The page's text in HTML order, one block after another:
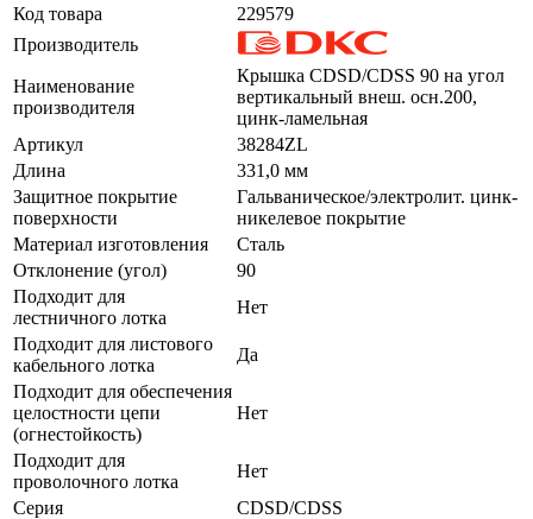
Код товара
229579
Производитель
Наименование
производителя
Крышка CDSD/CDSS 90 на угол
вертикальный внеш. осн.200,
цинк-ламельная
Артикул
38284ZL
Длина
331,0 мм
Защитное покрытие
поверхности
Гальваническое/электролит. цинк-
никелевое покрытие
Материал изготовления
Сталь
Отклонение (угол)
90
Подходит для
лестничного лотка
Нет
Подходит для листового
кабельного лотка
Да
Подходит для обеспечения
целостности цепи
(огнестойкость)
Нет
Подходит для
проволочного лотка
Нет
Серия
CDSD/CDSS